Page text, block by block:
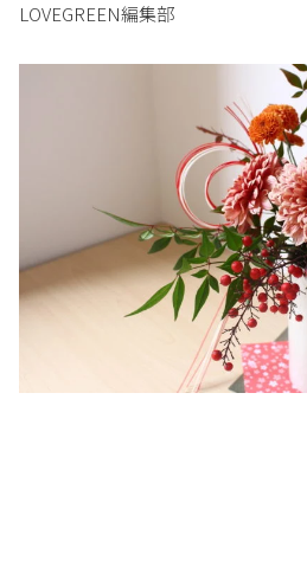
LOVEGREEN編集部